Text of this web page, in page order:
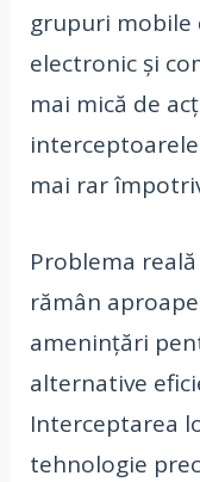
grupuri mobile
electronic și
mai mică de
mai rar
Problema
rămân
amenințări
alternative
Interceptarea
tehnologie